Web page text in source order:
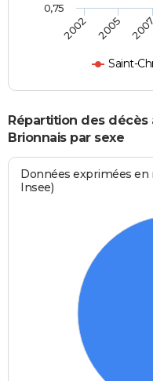
Saint-
2002 2005 2007
0,75
Répartition des
Brionnais par sexe
Données exprimées en
Insee)